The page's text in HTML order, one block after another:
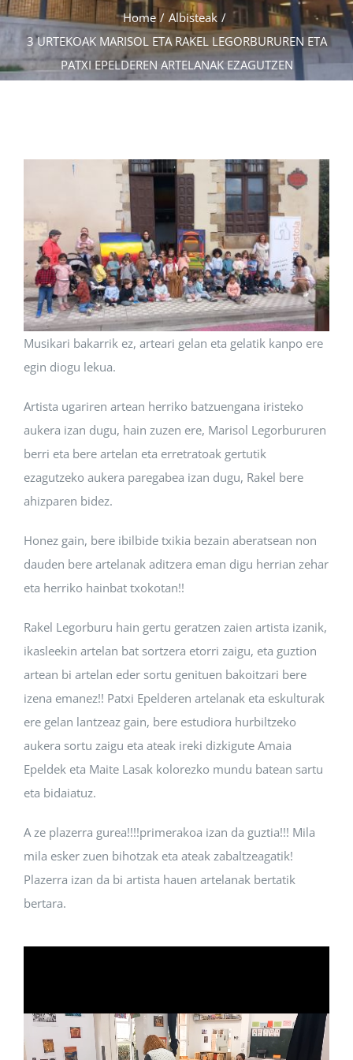
Albisteak
INIKA
Home
Albisteak
3 URTEKOAK MARISOL ETA RAKEL LEGORBURUREN ETA
PATXI EPELDEREN ARTELANAK EZAGUTZEN
Musikari bakarrik ez, arteari gelan eta gelatik kanpo ere
egin diogu lekua.
Artista ugariren artean herriko batzuengana iristeko
aukera izan dugu, hain zuzen ere, Marisol Legorbururen
berri eta bere artelan eta erretratoak gertutik
ezagutzeko aukera paregabea izan dugu, Rakel bere
ahizparen bidez.
Honez gain, bere ibilbide txikia bezain aberatsean non
dauden bere artelanak aditzera eman digu herrian zehar
eta herriko hainbat txokotan!!
Rakel Legorburu hain gertu geratzen zaien artista izanik,
ikasleekin artelan bat sortzera etorri zaigu, eta guztion
artean bi artelan eder sortu genituen bakoitzari bere
izena emanez!! Patxi Epelderen artelanak eta eskulturak
ere gelan lantzeaz gain, bere estudiora hurbiltzeko
aukera sortu zaigu eta ateak ireki dizkigute Amaia
Epeldek eta Maite Lasak kolorezko mundu batean sartu
eta bidaiatuz.
A ze plazerra gurea!!!!primerakoa izan da guztia!!! Mila
mila esker zuen bihotzak eta ateak zabaltzeagatik!
Plazerra izan da bi artista hauen artelanak bertatik
bertara.